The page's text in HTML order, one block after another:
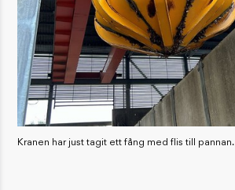
Kranen har just tagit ett fång med flis till pannan.